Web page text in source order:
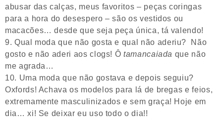
abusar das calças, meus favoritos – peças coringas
para a hora do desespero – são os vestidos ou
macacões… desde que seja peça única, tá valendo!
Qual moda que não gosta e qual não aderiu? Não
gosto e não aderi aos clogs! Ôtamancaiada que não
me agrada…
Uma moda que não gostava e depois seguiu?
Oxfords! Achava os modelos para lá de bregas e feios,
extremamente masculinizados e sem graça! Hoje em
dia… xi! Se deixar eu uso todo o dia!!